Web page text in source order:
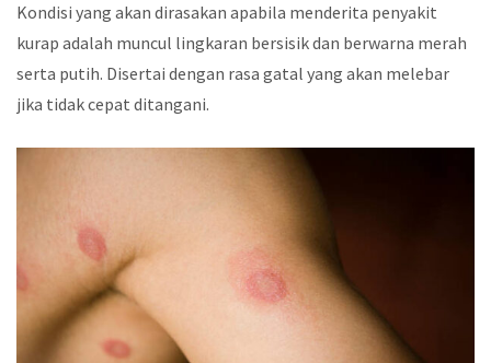
Kondisi yang akan dirasakan apabila menderita penyakit
kurap adalah muncul lingkaran bersisik dan berwarna merah
serta putih. Disertai dengan rasa gatal yang akan melebar
jika tidak cepat ditangani.